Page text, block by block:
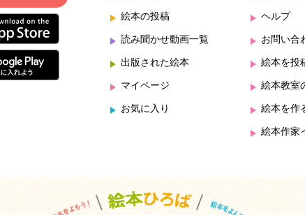
絵本の投稿
読み聞かせ動画一覧
出版された絵本
マイページ
お気に入り
ヘルプ
お問い合
絵本を投
絵本教室
絵本を作
絵本作家